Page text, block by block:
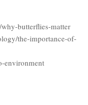
butterflies-matter
the-importance-of-
environment